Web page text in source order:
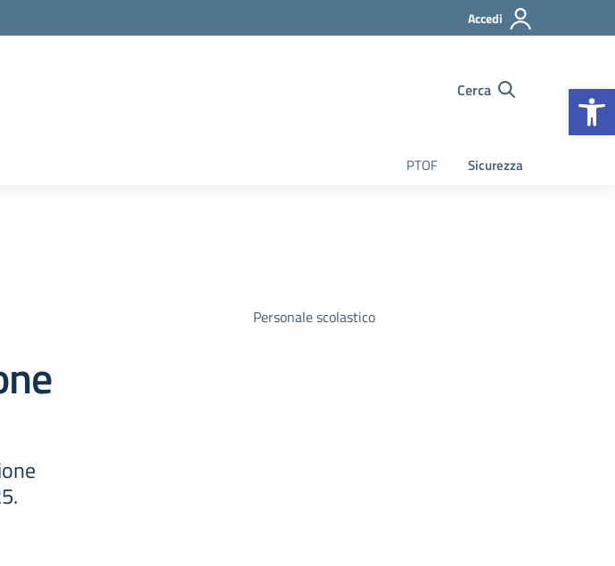
Accedi
Cerca
PTOF Sicurezza
Personale scolastico